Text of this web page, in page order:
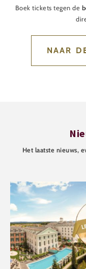
Boek tickets tegen de
NAAR
Het laatste nieuws,